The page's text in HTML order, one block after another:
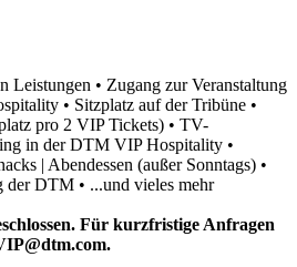
Leistungen • Zugang zur Veranstaltung
• Sitzplatz auf der Tribüne •
pro 2 VIP Tickets) • TV-
in der DTM VIP Hospitality •
| Abendessen (außer Sonntags) •
der DTM • ...und vieles mehr
Für kurzfristige Anfragen